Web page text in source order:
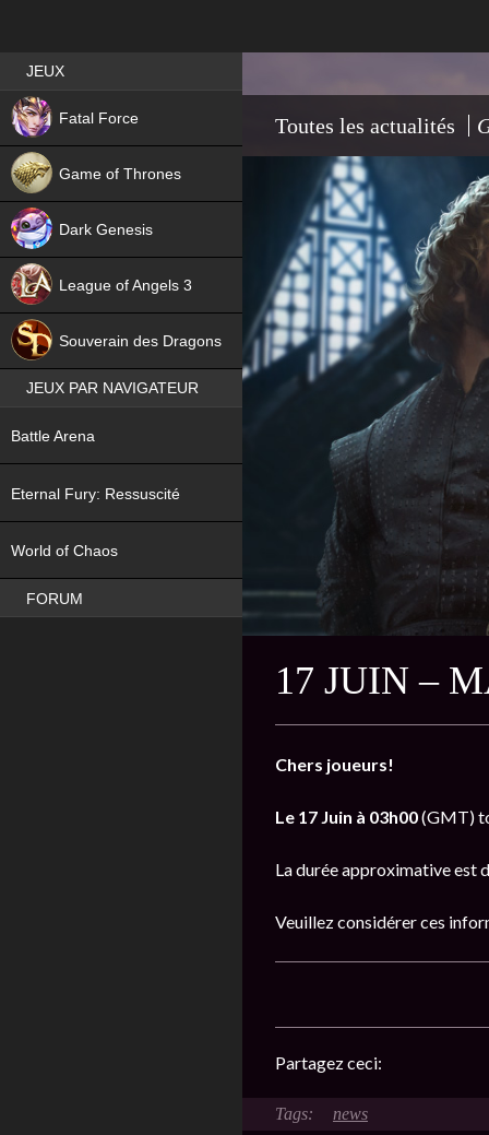
Toutes les actualités
17 JUIN –
Chers joueurs!
Le 17 Juin à 03h00(GMT)
La durée approximative est
Veuillez considérer ces
Partagez ceci:
news
Best RPG games in France
JEUX
Fatal Force
NEW
Game of Thrones
Dark Genesis
League of Angels 3
Souverain des Dragons
JEUX PAR NAVIGATEUR
Battle Arena
Eternal Fury: Ressuscité
World of Chaos
FORUM